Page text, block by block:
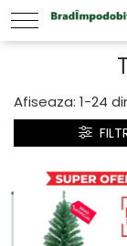
Afiseaza: 1-24